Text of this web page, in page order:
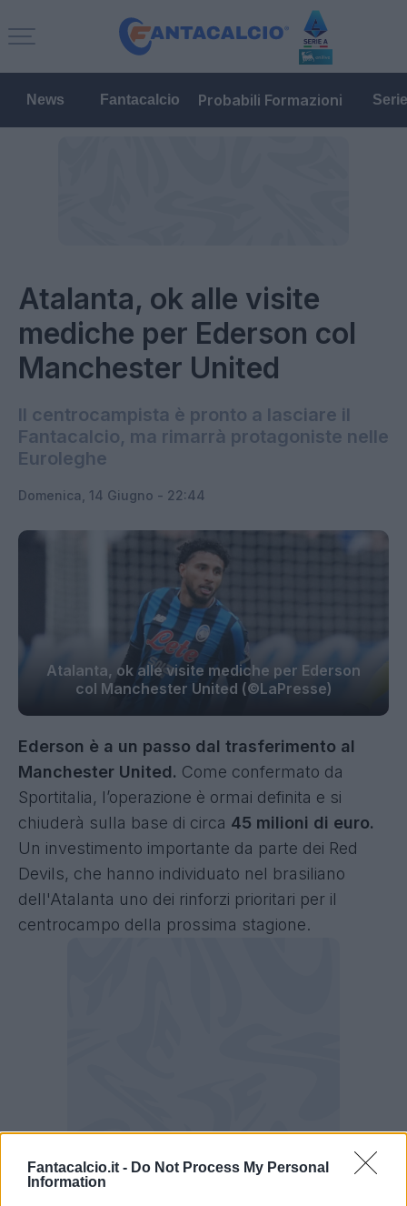
Fantacalcio.it - Do Not Process My Personal
Information
News Fantacalcio Probabili Formazioni
Atalanta, ok alle visite
mediche per Ederson col
Manchester United
Il centrocampista è pronto a lasciare il
Fantacalcio, ma rimarrà protagoniste nelle
Euroleghe
Domenica, 14 Giugno - 22:44
Atalanta, ok alle visite mediche per Ederson
col Manchester United (©LaPresse)
Ederson è a un passo dal trasferimento al
Manchester United. Come confermato da
Sportitalia, l’operazione è ormai definita e si
chiuderà sulla base di circa 45 milioni di euro.
Un investimento importante da parte dei Red
Devils, che hanno individuato nel brasiliano
dell'Atalanta uno dei rinforzi prioritari per il
centrocampo della prossima stagione.
Ederson giocherà nel Manchester United